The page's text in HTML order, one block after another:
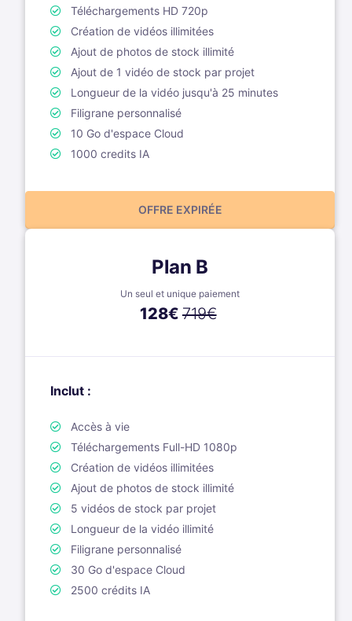
Téléchargements HD 720p
Création de vidéos illimitées
Ajout de photos de stock illimité
Ajout de 1 vidéo de stock par projet
Longueur de la vidéo jusqu'à 25 minutes
Filigrane personnalisé
10 Go d'espace Cloud
1000 credits IA
OFFRE EXPIRÉE
Plan B
Un seul et unique paiement
128€ 719€
Inclut :
Accès à vie
Téléchargements Full-HD 1080p
Création de vidéos illimitées
Ajout de photos de stock illimité
5 vidéos de stock par projet
Longueur de la vidéo illimité
Filigrane personnalisé
30 Go d'espace Cloud
2500 crédits IA